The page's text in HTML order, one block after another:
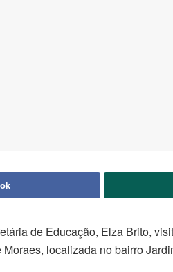
de Educação, Elza Brito,
localizada no bairro